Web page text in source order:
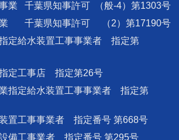
業
千葉県知事許可
（般-4）第1303号
千葉県知事許可
（2）第17190号
定給水装置工事事業者 指定第
定工事店 指定第26号
指定給水装置工事事業者 指定第
置工事事業者 指定番号 第668号
備工事業者 指定番号 第295号